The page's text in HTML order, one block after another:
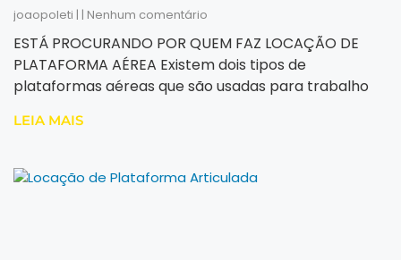
joaopoleti Nenhum comentário
ESTÁ PROCURANDO POR QUEM FAZ LOCAÇÃO DE
PLATAFORMA AÉREA Existem dois tipos de
plataformas aéreas que são usadas para trabalho
LEIA MAIS